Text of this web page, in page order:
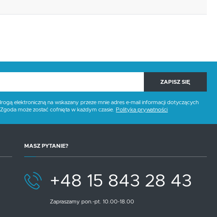
ZAPISZ SIĘ
elektroniczną na wskazany przeze mnie adres e-mail informacji dotyczących
może zostać cofnięta w każdym czasie. Polityka prywatności
MASZ PYTANIE?
+48 15 843 28 43
Zapraszamy pon.-pt. 10.00-18.00